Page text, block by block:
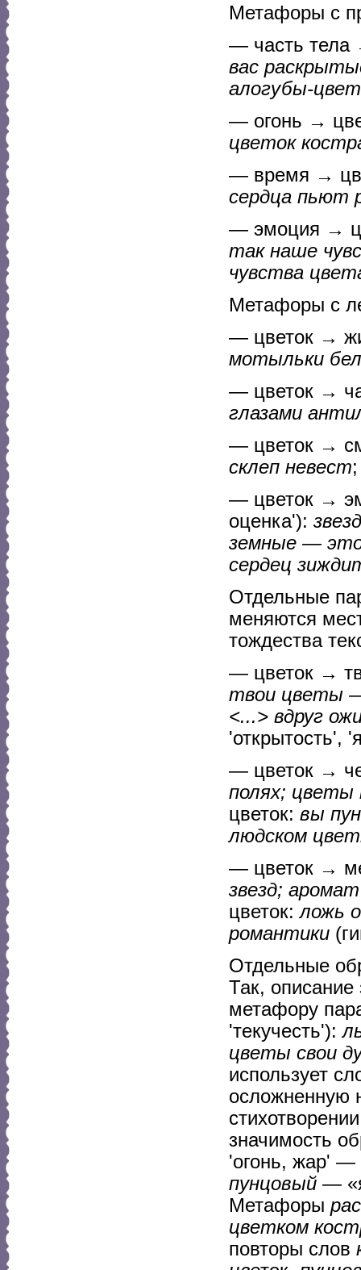
Метафоры с
— часть тела
вас
алогубы-
— огонь →
цветок
— время →
сердца пьют
— эмоция →
так наше
чувства
Метафоры с
— цветок →
мотыльки
— цветок →
глазами
— цветок →
склеп невест;
— цветок →
оценка'):
земные —
сердец
Отдельные
меняются
тождества
— цветок →
твои цветы
<...> вдруг
'открытость',
— цветок →
полях; цветы
цветок: вы
людском
— цветок →
звезд;
цветок:ложь
романтики
Отдельные
Так, описание
метафору
'текучесть'):
цветы свои
использует
осложненную
значимость
'огонь, жар' —
пунцовый —
Метафоры
цветком
повторы слов